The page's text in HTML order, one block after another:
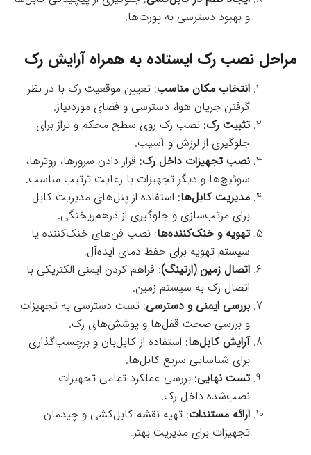
و بهبود دسترسی به پورت‌ها.
مراحل نصب رک ایستاده به همراه آرایش رک
انتخاب مکان مناسب: تعیین موقعیت رک با در نظر
گرفتن جریان هوا، دسترسی و فضای موردنیاز.
تثبیت رک: نصب رک روی سطح محکم و تراز برای
جلوگیری از لرزش و آسیب.
نصب تجهیزات داخل رک: قرار دادن سرورها، روترها،
سوئیچ‌ها و دیگر تجهیزات با رعایت ترتیب مناسب.
مدیریت کابل‌ها: استفاده از پنل‌های مدیریت کابل
برای مرتب‌سازی و جلوگیری از درهم‌ریختگی.
تهویه و خنک‌کننده‌ها: نصب فن‌های خنک‌کننده یا
سیستم تهویه برای حفظ دمای ایده‌آل.
اتصال زمین (ارتینگ): فراهم کردن ایمنی الکتریکی با
اتصال رک به سیستم زمین.
بررسی ایمنی و دسترسی: تست دسترسی به تجهیزات
و بررسی صحت قفل‌ها و پوشش‌های رک.
آرایش کابل‌ها: استفاده از کابل‌بان و برچسب‌گذاری
برای شناسایی سریع کابل‌ها.
تست نهایی: بررسی عملکرد تمامی تجهیزات
نصب‌شده داخل رک.
ارائه مستندات: تهیه نقشه کابل‌کشی و چیدمان
تجهیزات برای مدیریت بهتر.